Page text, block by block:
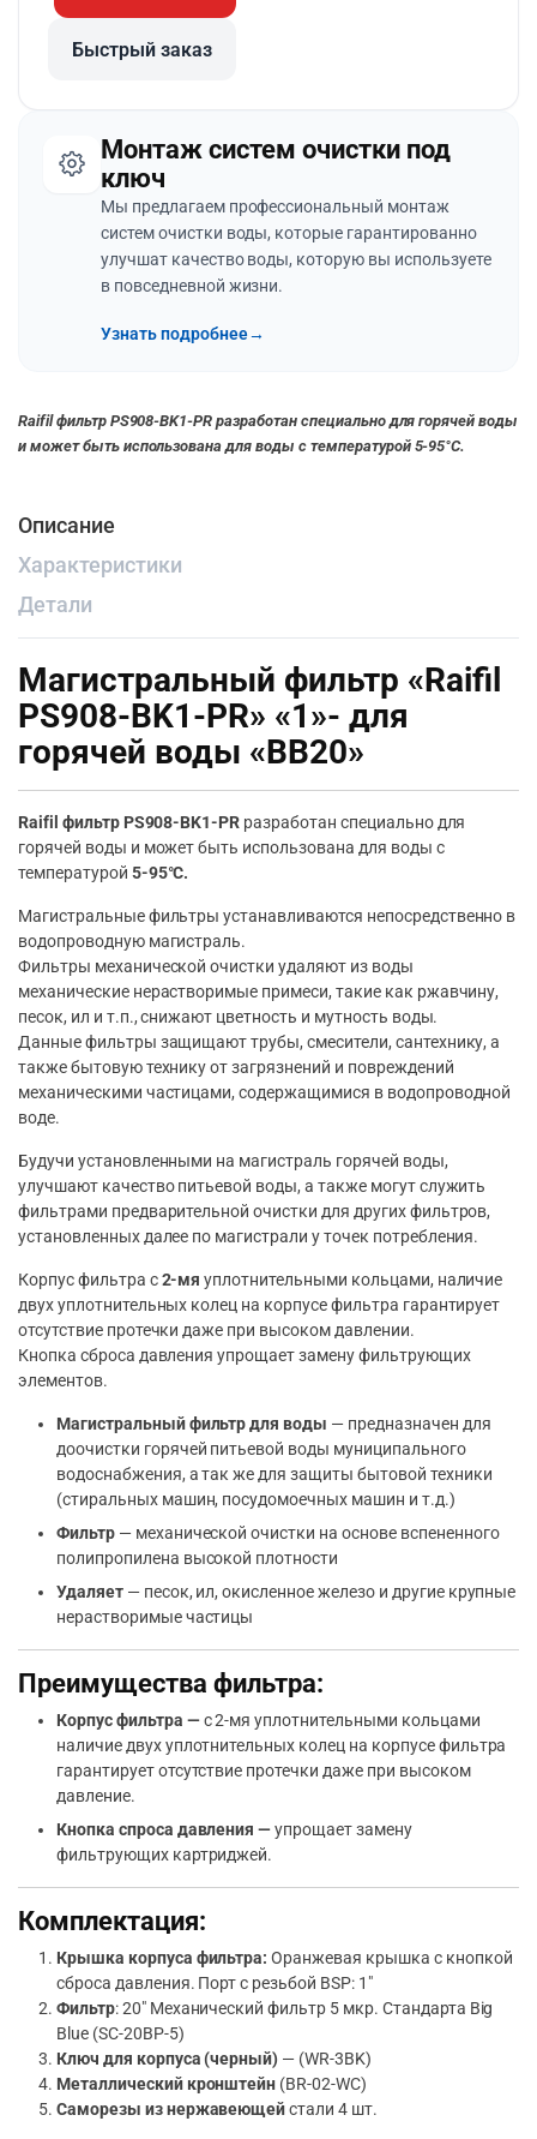
Быстрый заказ
Монтаж систем очистки под
ключ
Мы предлагаем профессиональный монтаж
систем очистки воды, которые гарантированно
улучшат качество воды, которую вы используете
в повседневной жизни.
Узнать подробнее→
Raifil фильтр PS908-BK1-PR разработан специально для горячей воды
и может быть использована для воды с температурой 5-95°С.
Описание
Характеристики
Детали
Магистральный фильтр «Raifil
PS908-BK1-PR» «1»- для
горячей воды «BB20»
Raifil фильтр PS908-BK1-PR разработан специально для
горячей воды и может быть использована для воды с
температурой 5-95°С.
Магистральные фильтры устанавливаются непосредственно в
водопроводную магистраль.
Фильтры механической очистки удаляют из воды
механические нерастворимые примеси, такие как ржавчину,
песок, ил и т.п., снижают цветность и мутность воды.
Данные фильтры защищают трубы, смесители, сантехнику, а
также бытовую технику от загрязнений и повреждений
механическими частицами, содержащимися в водопроводной
воде.
Будучи установленными на магистраль горячей воды,
улучшают качество питьевой воды, а также могут служить
фильтрами предварительной очистки для других фильтров,
установленных далее по магистрали у точек потребления.
Корпус фильтра с2-мя уплотнительными кольцами, наличие
двух уплотнительных колец на корпусе фильтра гарантирует
отсутствие протечки даже при высоком давлении.
Кнопка сброса давления упрощает замену фильтрующих
элементов.
Магистральный фильтр для воды — предназначен для
доочистки горячей питьевой воды муниципального
водоснабжения, а так же для защиты бытовой техники
(стиральных машин, посудомоечных машин и т.д.)
Фильтр — механической очистки на основе вспененного
полипропилена высокой плотности
Удаляет— песок, ил, окисленное железо и другие крупные
нерастворимые частицы
Преимущества фильтра:
Корпус фильтра —с 2-мя уплотнительными кольцами
наличие двух уплотнительных колец на корпусе фильтра
гарантирует отсутствие протечки даже при высоком
давление.
Кнопка спроса давления —упрощает замену
фильтрующих картриджей.
Комплектация:
Крышка корпуса фильтра: Оранжевая крышка с кнопкой
сброса давления. Порт с резьбой ВSP: 1″
Фильтр: 20″ Механичecкий фильтр 5 мкр. Стандарта Big
Blue (SC-20ВP-5)
Ключ для корпуса (черный) — (WR-3BK)
Металлический кронштейн (BR-02-WC)
Саморезы из нержавеющейстали 4 шт.